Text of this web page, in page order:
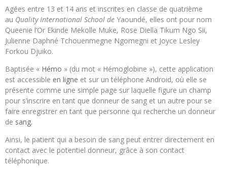
Agées entre 13 et 14 ans et inscrites en classe de quatrième
au Quality International School de Yaoundé, elles ont pour nom
Queenie l’Or Ekinde Mekolle Muke, Rose Diella Tikum Ngo Sii,
Julienne Daphné Tchouenmegne Ngomegni et Joyce Lesley
Forkou Djuiko.
Baptisée « Hémo » (du mot « Hémoglobine »), cette application
est accessible en ligne et sur un téléphone Android, où elle se
présente comme une simple page sur laquelle figure un champ
pour s’inscrire en tant que donneur de sang et un autre pour se
faire enregistrer en tant que personne qui recherche un donneur
de sang.
Ainsi, le patient qui a besoin de sang peut entrer directement en
contact avec le potentiel donneur, grâce à son contact
téléphonique.